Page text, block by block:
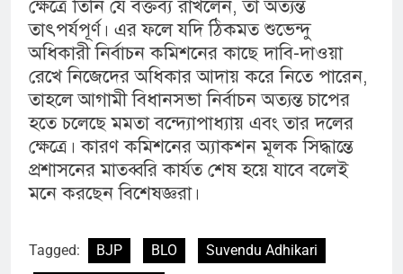
ক্ষেত্রে তিনি যে বক্তব্য রাখলেন, তা অত্যন্ত
তাৎপর্যপূর্ণ। এর ফলে যদি ঠিকমত শুভেন্দু
অধিকারী নির্বাচন কমিশনের কাছে দাবি-দাওয়া
রেখে নিজেদের অধিকার আদায় করে নিতে পারেন,
তাহলে আগামী বিধানসভা নির্বাচন অত্যন্ত চাপের
হতে চলেছে মমতা বন্দ্যোপাধ্যায় এবং তার দলের
ক্ষেত্রে। কারণ কমিশনের অ্যাকশন মূলক সিদ্ধান্তে
প্রশাসনের মাতব্বরি কার্যত শেষ হয়ে যাবে বলেই
মনে করছেন বিশেষজ্ঞরা।
Tagged: BJP BLO
Suvendu Adhikari